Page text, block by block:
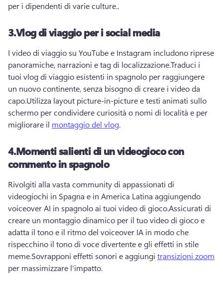
per i dipendenti di varie culture..
3.Vlog di viaggio per i social media
I video di viaggio su YouTube e Instagram includono riprese
panoramiche, narrazioni e tag di localizzazione.Traduci i
tuoi vlog di viaggio esistenti in spagnolo per raggiungere
un nuovo continente, senza bisogno di creare i video da
capo.Utilizza layout picture-in-picture e testi animati sullo
schermo per condividere curiosità o nomi di località e per
migliorare il montaggio del vlog.
4.Momenti salienti di un videogioco con
commento in spagnolo
Rivolgiti alla vasta community di appassionati di
videogiochi in Spagna e in America Latina aggiungendo
voiceover AI in spagnolo ai tuoi video di gioco.Assicurati di
creare un montaggio dinamico per il tuo video di gioco e
adatta il tono e il ritmo del voiceover IA in modo che
rispecchino il tono di voce divertente e gli effetti in stile
meme.Sovrapponi effetti sonori e aggiungi transizioni zoom
per massimizzare l'impatto.